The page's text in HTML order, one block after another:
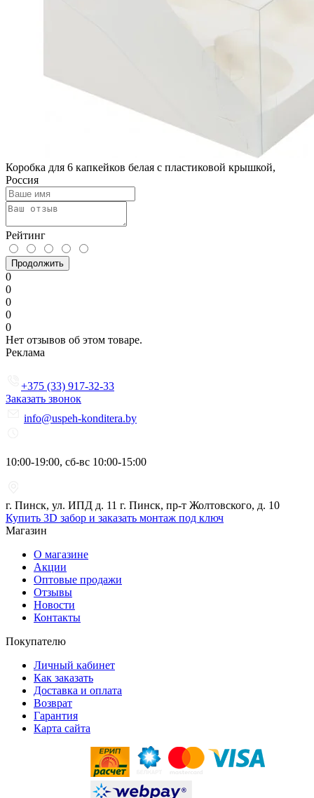
Коробка для 6 капкейков белая с пластиковой крышкой,
Россия
Рейтинг
Продолжить
0
0
0
0
0
Нет отзывов об этом товаре.
Реклама
+375 (33) 917-32-33
Заказать звонок
info@uspeh-konditera.by
10:00-19:00, сб-вс 10:00-15:00
г. Пинск, ул. ИПД д. 11 г. Пинск, пр-т Жолтовского, д. 10
Купить 3D забор и заказать монтаж под ключ
Магазин
О магазине
Акции
Оптовые продажи
Отзывы
Новости
Контакты
Покупателю
Личный кабинет
Как заказать
Доставка и оплата
Возврат
Гарантия
Карта сайта